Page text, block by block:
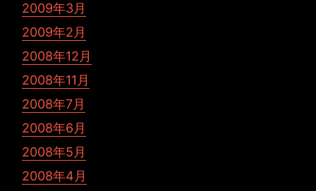
2009年3月
2009年2月
2008年12月
2008年11月
2008年7月
2008年6月
2008年5月
2008年4月